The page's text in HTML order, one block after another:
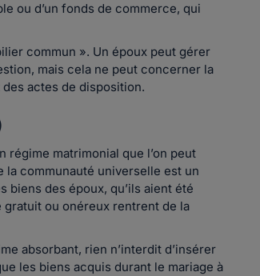
ou d’un fonds de commerce, qui
commun ». Un époux peut gérer
mais cela ne peut concerner la
actes de disposition.
régime matrimonial que l’on peut
la communauté universelle est un
biens des époux, qu’ils aient été
gratuit ou onéreux rentrent de la
absorbant, rien n’interdit d’insérer
les biens acquis durant le mariage à